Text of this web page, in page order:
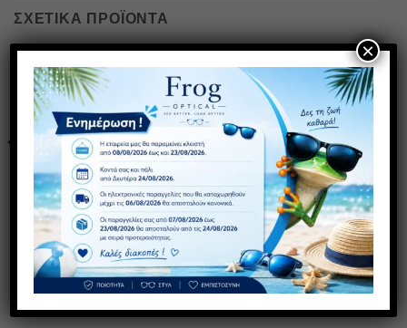
ΣΧΕΤΙΚΆ ΠΡΟΪΌΝΤΑ
Πρόσθήκη
στην λίστα
επιθυμιών
K106 FLEX (18 μηνών έως 6
25,00€ με ΦΠΑ
Πρόσθήκη
στην λίστα
επιθυμιών
Κ322 FLEX (18 μηνών έως 6
25,00€ με ΦΠΑ
×